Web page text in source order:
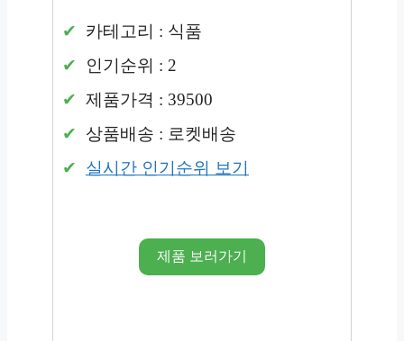
카테고리 : 식품
인기순위 : 2
제품가격 : 39500
상품배송 : 로켓배송
실시간 인기순위 보기
제품 보러가기